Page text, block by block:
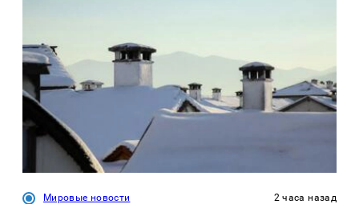
Мировые новости 2 часа назад